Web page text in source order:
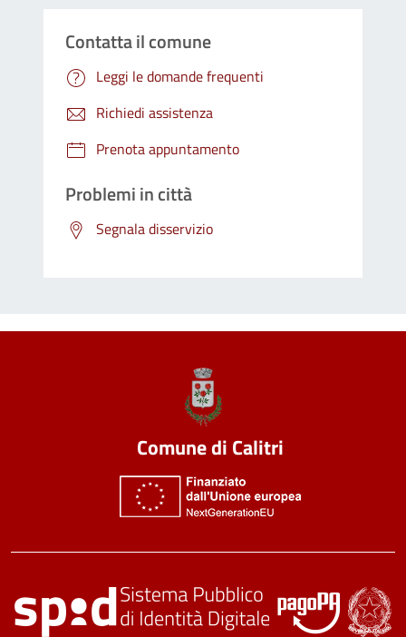
Contatta il comune
Leggi le domande frequenti
Richiedi assistenza
Prenota appuntamento
Problemi in città
Segnala disservizio
Comune di Calitri